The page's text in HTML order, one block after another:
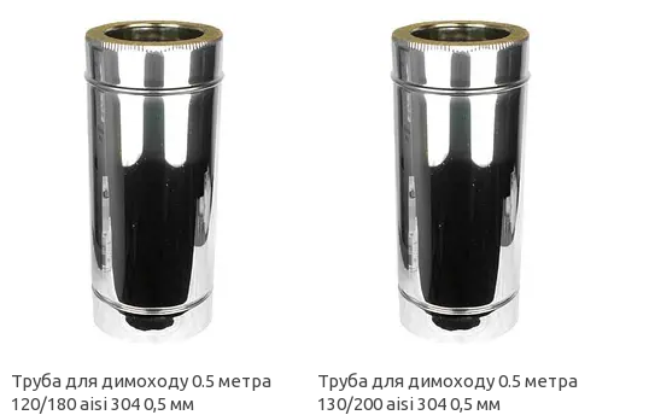
Труба для димоходу 0.5 метра
120/180 aisi 304 0,5 мм
Труба для димоходу 0.5 метра
130/200 aisi 304 0,5 мм